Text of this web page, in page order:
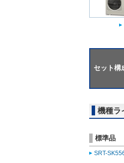
セット構
機種ラ
標準品
SRT-